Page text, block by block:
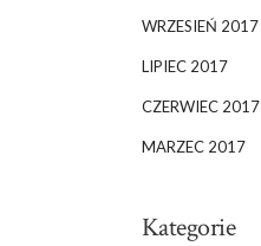
WRZESIEŃ 2017
LIPIEC 2017
CZERWIEC 2017
MARZEC 2017
Kategorie